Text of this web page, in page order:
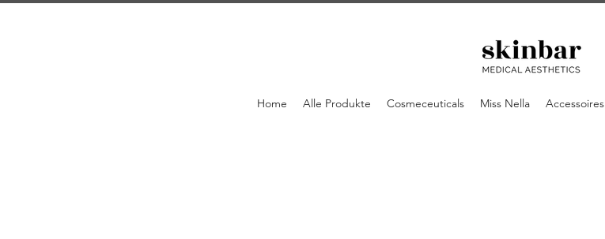
Home Alle Produkte Cosmeceuticals Miss Nella Accessoires